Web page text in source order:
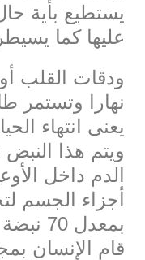
يستطيع بأية
عليها كما
ودقات القلب أو
نهارا وتستمر
يعنى انتهاء
ويتم هذا
الدم داخل
أجزاء الجسم
بمعدل
قام الإنسان